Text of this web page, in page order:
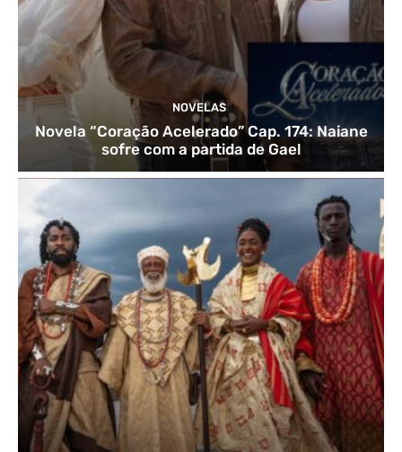
NOVELAS
Novela “Coração Acelerado” Cap. 174: Naiane
sofre com a partida de Gael